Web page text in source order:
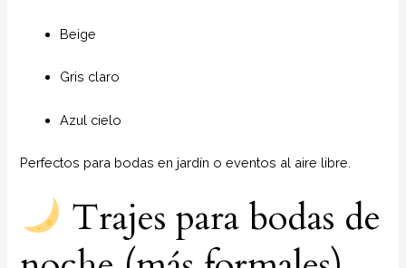
Beige
Gris claro
Azul cielo
Perfectos para bodas en jardín o eventos al aire libre.
Trajes para bodas de